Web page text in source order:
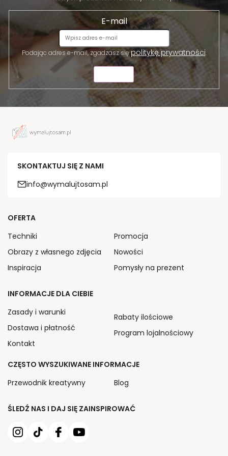
E-mail
Podając adres e-mail, zgadzasz siępolitykę prywatności.
SKONTAKTUJ SIĘ Z NAMI
info@wymalujtosam.pl
ŚLEDŹ NAS I DAJ SIĘ ZAINSPIROWAĆ
OFERTA
Techniki
Obrazy z własnego zdjęcia
Inspiracja
Promocja
Nowości
Pomysły na prezent
INFORMACJE DLA CIEBIE
Zasady i warunki
Dostawa i płatność
Kontakt
Rabaty ilościowe
Program lojalnościowy
CZĘSTO WYSZUKIWANE INFORMACJE
Przewodnik kreatywny
Blog